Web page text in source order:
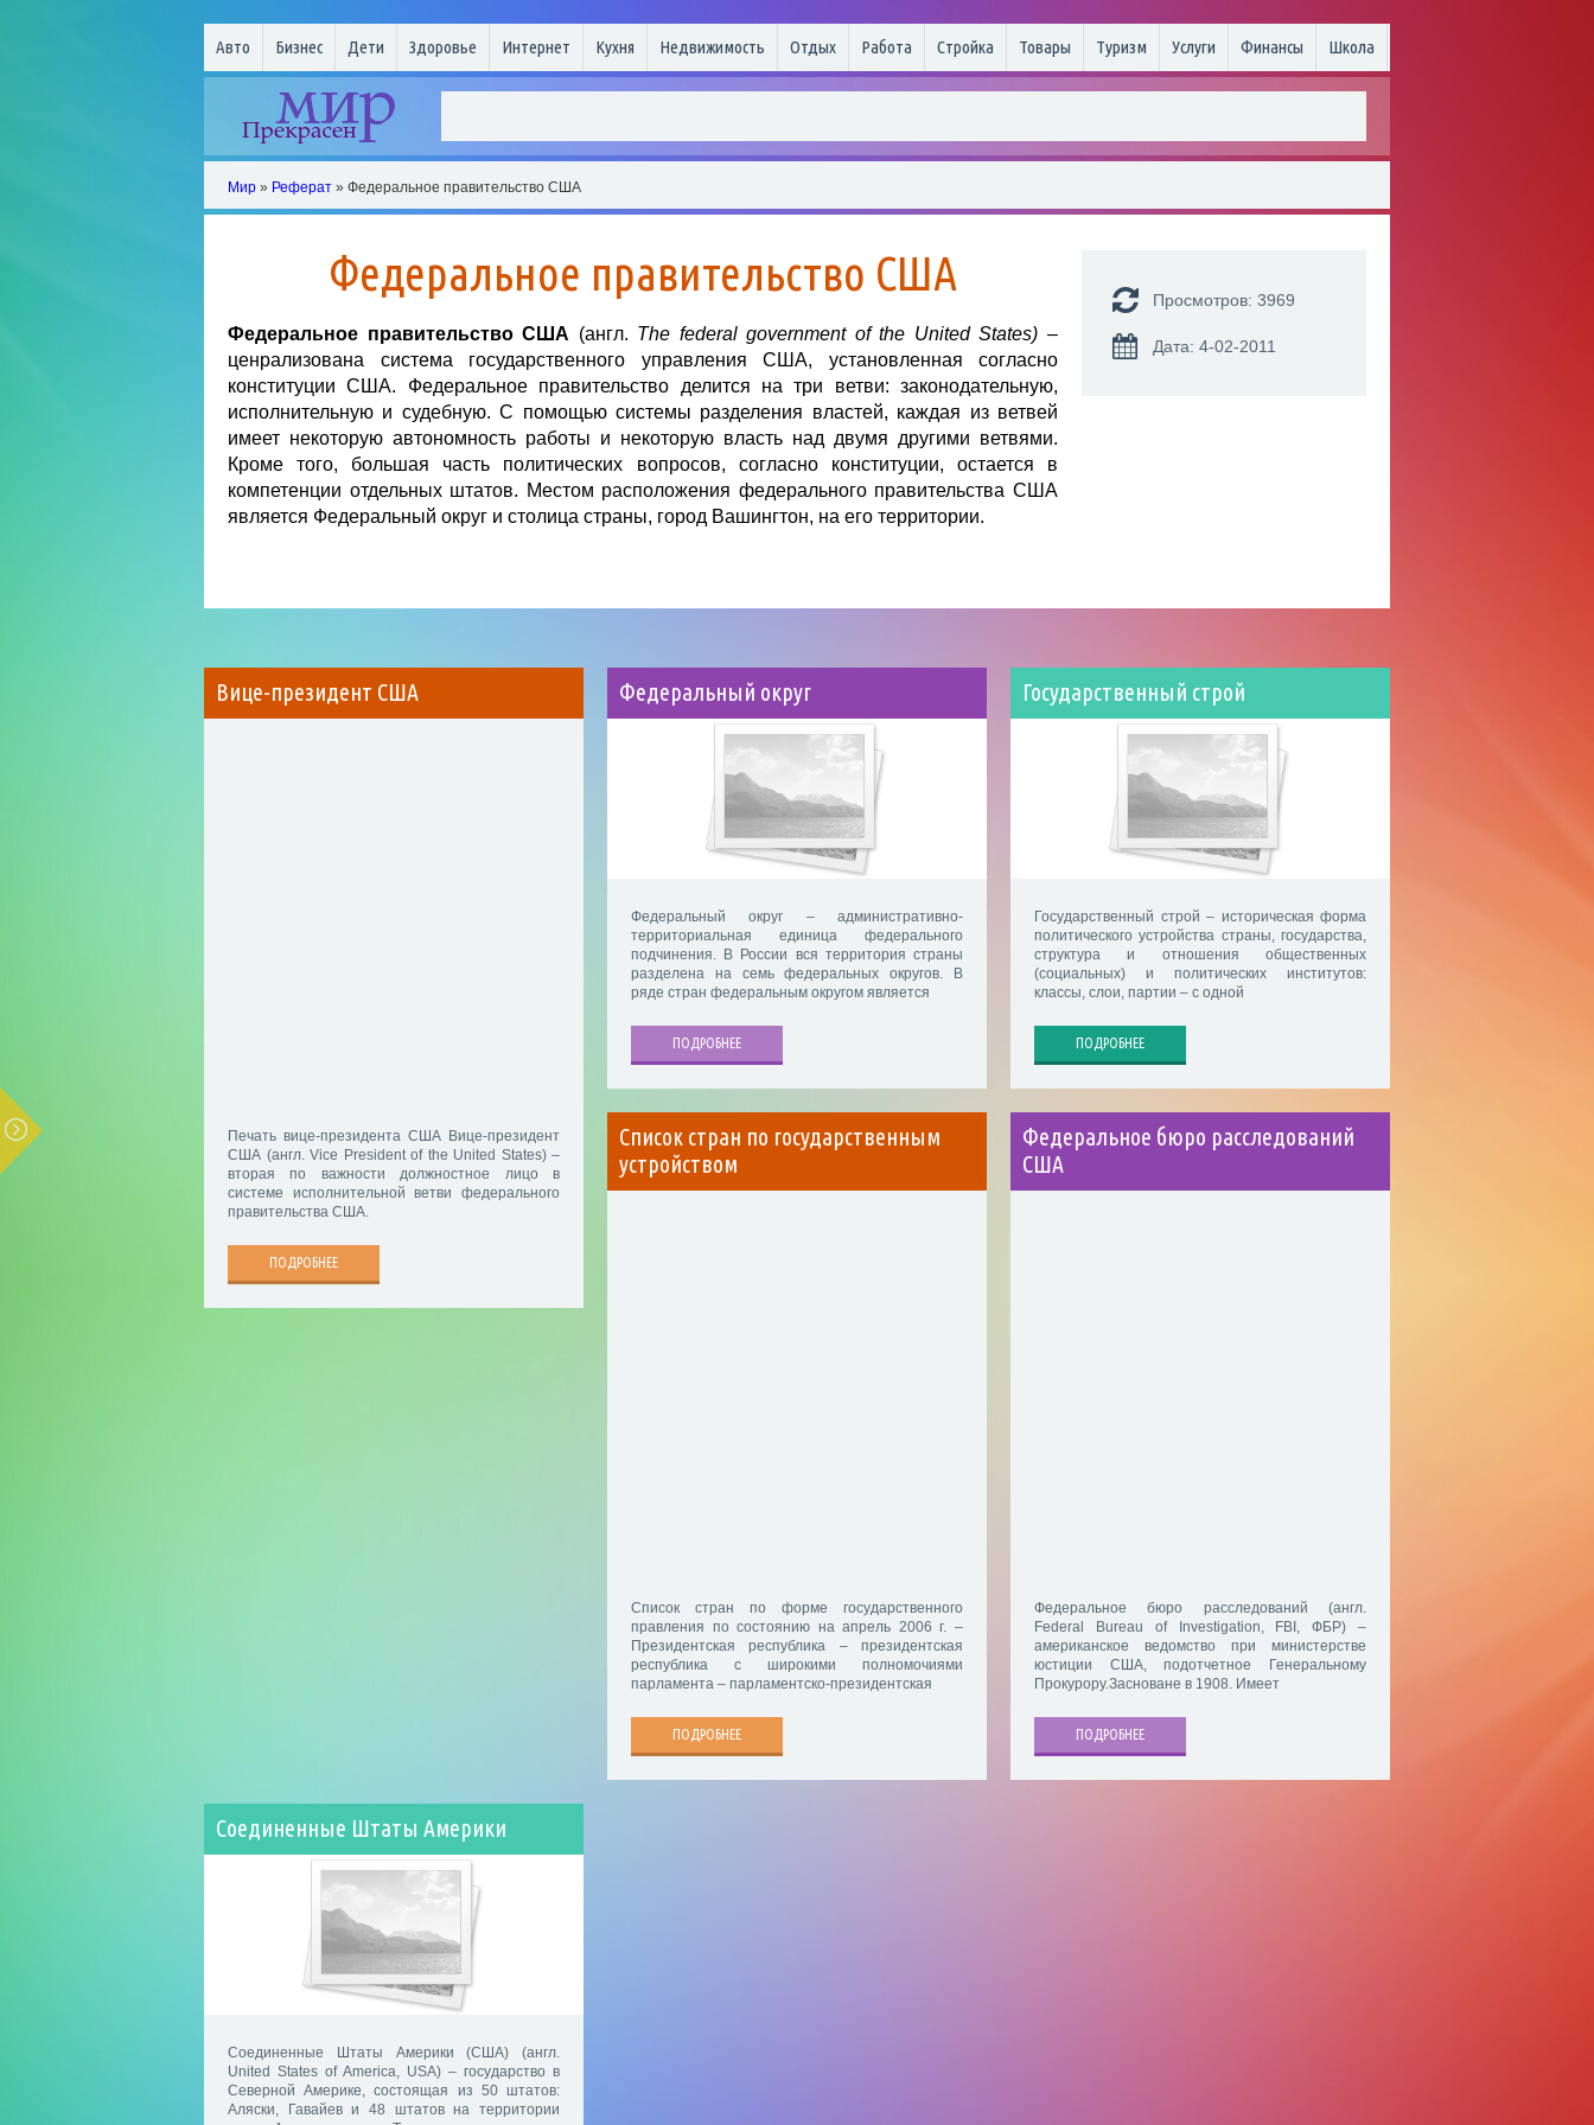
Авто Бизнес Дети Здоровье Интернет Кухня Недвижимость Отдых Работа Стройка Товары Туризм Услуги Финансы Школа
Мир » Реферат » Федеральное правительство США
Федеральное правительство США
Федеральное правительство США (англ. The federal government of the United States) –
ценрализована система государственного управления США, установленная согласно
конституции США. Федеральное правительство делится на три ветви: законодательную,
исполнительную и судебную. С помощью системы разделения властей, каждая из ветвей
имеет некоторую автономность работы и некоторую власть над двумя другими ветвями.
Кроме того, большая часть политических вопросов, согласно конституции, остается в
компетенции отдельных штатов. Местом расположения федерального правительства США
является Федеральный округ и столица страны, город Вашингтон, на его территории.
Просмотров: 3969
Дата: 4-02-2011
Вице-президент США
Печать вице-президента США Вице-президент
США (англ. Vice President of the United States) –
вторая по важности должностное лицо в
системе исполнительной ветви федерального
правительства США.
ПОДРОБНЕЕ
Федеральный округ
Федеральный округ – административно-
территориальная единица федерального
подчинения. В России вся территория страны
разделена на семь федеральных округов. В
ряде стран федеральным округом является
ПОДРОБНЕЕ
Государственный строй
Государственный строй – историческая форма
политического устройства страны, государства,
структура и отношения общественных
(социальных) и политических институтов:
классы, слои, партии – с одной
ПОДРОБНЕЕ
Список стран по государственным
устройством
Список стран по форме государственного
правления по состоянию на апрель 2006 г. –
Президентская республика – президентская
республика с широкими полномочиями
парламента – парламентско-президентская
ПОДРОБНЕЕ
Федеральное бюро расследований
США
Федеральное бюро расследований (англ.
Federal Bureau of Investigation, FBI, ФБР) –
американское ведомство при министерстве
юстиции США, подотчетное Генеральному
Прокурору.Засноване в 1908. Имеет
ПОДРОБНЕЕ
Соединенные Штаты Америки
Соединенные Штаты Америки (США) (англ.
United States of America, USA) – государство в
Северной Америке, состоящая из 50 штатов:
Аляски, Гавайев и 48 штатов на территории